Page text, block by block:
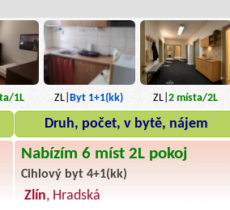
/1L ZL| Byt 1+1(kk) ZL| 2místa/2L
Druh, počet, v bytě, nájem
Nabízím 6 míst 2L pokoj
Cihlový byt 4+1(kk)
Zlín, Hradská